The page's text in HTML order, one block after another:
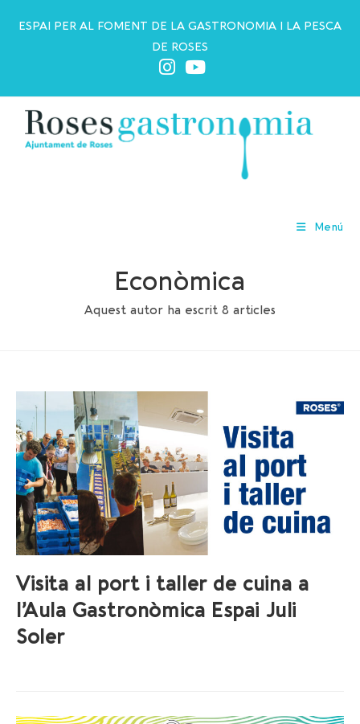
ESPAI PER AL FOMENT DE LA GASTRONOMIA I LA PESCA
DE ROSES
Menú
Econòmica
Aquest autor ha escrit 8 articles
Visita al port i taller de cuina a
l’Aula Gastronòmica Espai Juli
Soler